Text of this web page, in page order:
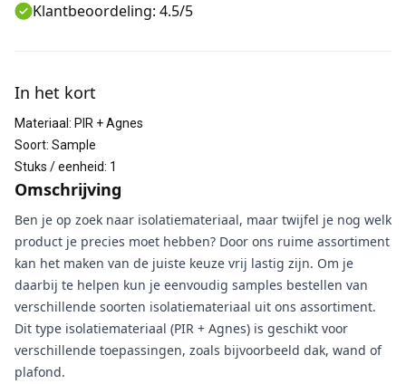
Klantbeoordeling: 4.5/5
In het kort
Materiaal : PIR + Agnes
Soort: Sample
Stuks / eenheid: 1
Omschrijving
Ben je op zoek naar isolatiemateriaal, maar twijfel je nog welk
product je precies moet hebben? Door ons ruime assortiment
kan het maken van de juiste keuze vrij lastig zijn. Om je
daarbij te helpen kun je eenvoudig samples bestellen van
verschillende soorten isolatiemateriaal uit ons assortiment.
Dit type isolatiemateriaal (PIR + Agnes) is geschikt voor
verschillende toepassingen, zoals bijvoorbeeld dak, wand of
plafond.